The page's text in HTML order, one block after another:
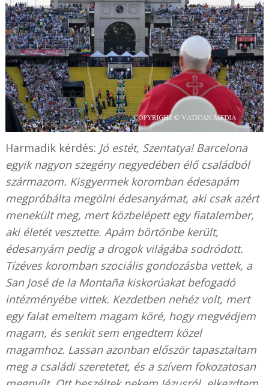
Harmadik kérdés: Jó estét, Szentatya! Barcelona
egyik nagyon szegény negyedében élő családból
származom. Kisgyermek koromban édesapám
megpróbálta megölni édesanyámat, aki csak azért
menekült meg, mert közbelépett egy fiatalember,
aki életét vesztette. Apám börtönbe került,
édesanyám pedig a drogok világába sodródott.
Tízéves koromban szociális gondozásba vettek, a
San José de la Montaña kiskorúakat befogadó
intézményébe vittek. Kezdetben nehéz volt, mert
egy falat emeltem magam köré, hogy megvédjem
magam, és senkit sem engedtem közel
magamhoz. Lassan azonban először tapasztaltam
meg a családi szeretetet, és a szívem fokozatosan